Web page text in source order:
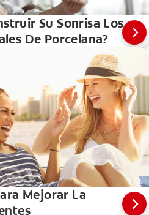
Su Sonrisa Los
De Porcelana?
Mejorar La